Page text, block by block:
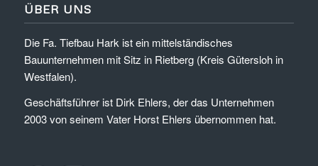
ÜBER UNS
Die Fa. Tiefbau Hark ist ein mittelständisches
Bauunternehmen mit Sitz in Rietberg (Kreis Gütersloh in
Westfalen).
Geschäftsführer ist Dirk Ehlers, der das Unternehmen
2003 von seinem Vater Horst Ehlers übernommen hat.